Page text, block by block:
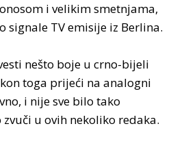
i velikim smetnjama,
signale TV emisije iz Berlina.
nešto boje u crno-bijeli
toga prijeći na analogni
i nije sve bilo tako
u ovih nekoliko redaka.